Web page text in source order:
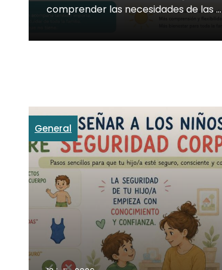
comprender las necesidades de las …
General